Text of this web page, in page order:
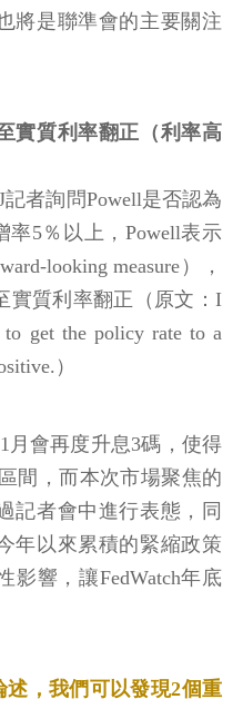
將是聯準會的主要關注
實質利率翻正（利率高
者詢問Powell是否認為
率5％以上，Powell表示
looking measure），
實質利率翻正（原文：I
get the policy rate to a
）
月會再度升息3碼，使得
間，而本次市場聚焦的
記者會中進行表態，同
年以來累積的緊縮政策
影響，讓FedWatch年底
述，我們可以發現2個重